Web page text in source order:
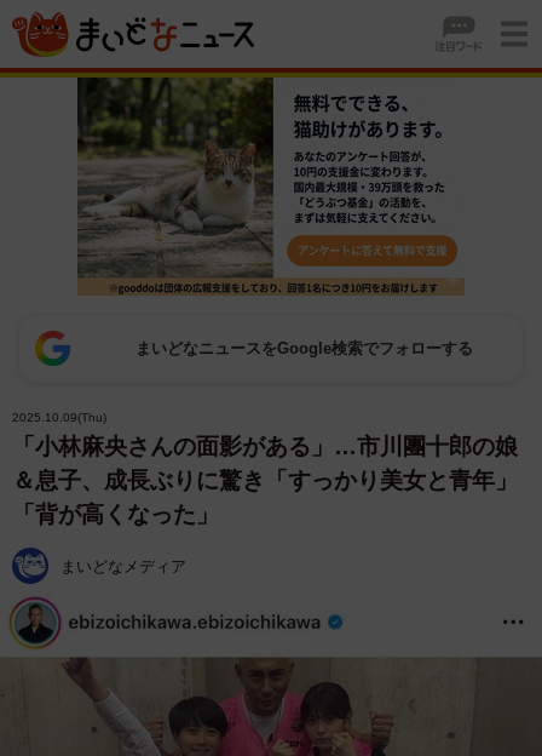
まいどなニュースをGoogle検索でフォローする
2025.10.09(Thu)
「小林麻央さんの面影がある」…市川團十郎の娘
＆息子、成長ぶりに驚き「すっかり美女と青年」
「背が高くなった」
まいどなメディア